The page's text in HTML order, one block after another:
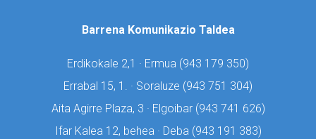
Barrena Komunikazio Taldea
Erdikokale 2,1 · Ermua (943 179 350)
Errabal 15, 1. · Soraluze (943 751 304)
Aita Agirre Plaza, 3 · Elgoibar (943 741 626)
Ifar Kalea 12, behea · Deba (943 191 383)